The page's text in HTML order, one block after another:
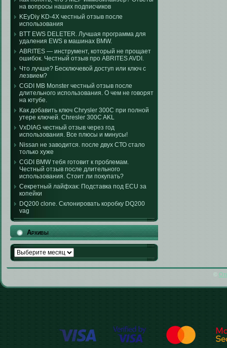
на вопросы наших подписчиков
KEyDiy KD-4X честный отзыв после
использования
BTT EWS DELETER. Лучшая программа для
удаления EWS в машинах BMW.
ABRITES — инструмент, который не прощает
ошибок. Честный отзыв про ABRITES AVDI.
Что лучше? Бесключевой доступ или ключ с
лезвием?
CGDI MB Monster честный отзыв после
длительного использования. О чем не говорят
на ютубе.
Как добавить ключ Chrysler 300C при полной
утере ключей. Chresler 300C AKL
VxDIAG честный отзыв через год
использования. Все плюсы и минусы!
Nissan не заводится. после двух СТО стало
только хуже
CGDI BMW тебя готовит к проблемам.
Честный отзыв после длительного
использования. Стоит ли покупать?
Секретный лайфхак: Подставка под ECU за
копейки
DQ200 clone. Склонировать коробку DQ200
vag
Архивы
Архивы
©